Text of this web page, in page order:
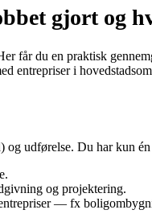
gjort og
får du en praktisk
entrepriser i
udførelse. Du har kun
og projektering.
— fx